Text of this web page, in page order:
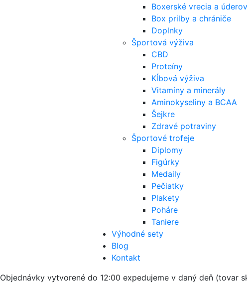
Boxerské vrecia a
Box prilby a chrániče
Doplnky
Športová výživa
CBD
Proteíny
Kĺbová výživa
Vitamíny a minerály
Aminokyseliny a BCAA
Šejkre
Zdravé potraviny
Športové trofeje
Diplomy
Figúrky
Medaily
Pečiatky
Plakety
Poháre
Taniere
Výhodné sety
Blog
Kontakt
Objednávky vytvorené do 12:00 expedujeme v daný deň (tovar